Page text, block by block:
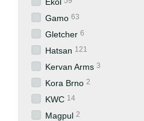
Gamo 63
Gletcher 6
Hatsan 121
Kervan Arms 3
Kora Brno 2
KWC 14
Magpul 2